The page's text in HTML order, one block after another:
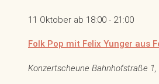
11 Oktober ab 18:00 - 21:00
Folk Pop mit Felix Yunger aus
Konzertscheune Bahnhofstraße